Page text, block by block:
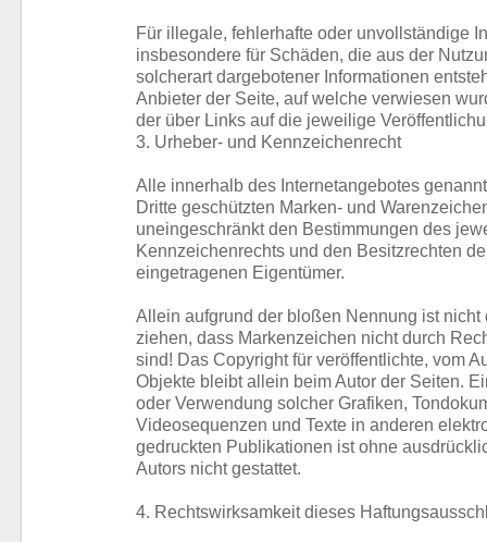
Für illegale, fehlerhafte oder unvollständige
insbesondere für Schäden, die aus der
solcherart dargebotener Informationen
Anbieter der Seite, auf welche verwiesen
der über Links auf die jeweilige
3. Urheber- und Kennzeichenrecht
Alle innerhalb des Internetangebotes
Dritte geschützten Marken- und
uneingeschränkt den Bestimmungen des
Kennzeichenrechts und den Besitzrechten
eingetragenen Eigentümer.
Allein aufgrund der bloßen Nennung ist nicht
ziehen, dass Markenzeichen nicht durch
sind! Das Copyright für veröffentlichte, vom
Objekte bleibt allein beim Autor der Seiten.
oder Verwendung solcher Grafiken,
Videosequenzen und Texte in anderen
gedruckten Publikationen ist ohne
Autors nicht gestattet.
4. Rechtswirksamkeit dieses